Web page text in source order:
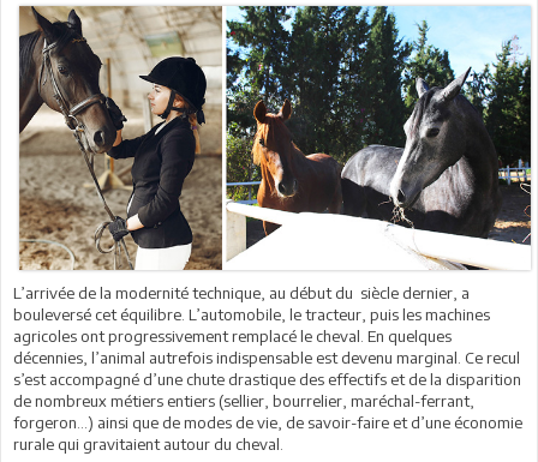
L’arrivée de la modernité technique, au début du siècle dernier, a
bouleversé cet équilibre. L’automobile, le tracteur, puis les machines
agricoles ont progressivement remplacé le cheval. En quelques
décennies, l’animal autrefois indispensable est devenu marginal. Ce recul
s’est accompagné d’une chute drastique des effectifs et de la disparition
de nombreux métiers entiers (sellier, bourrelier, maréchal-ferrant,
forgeron…) ainsi que de modes de vie, de savoir-faire et d’une économie
rurale qui gravitaient autour du cheval.